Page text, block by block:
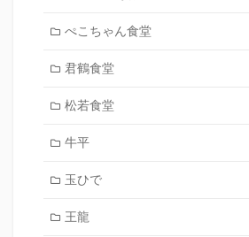
ぺこちゃん食堂
君鶴食堂
松若食堂
牛平
玉ひで
王龍